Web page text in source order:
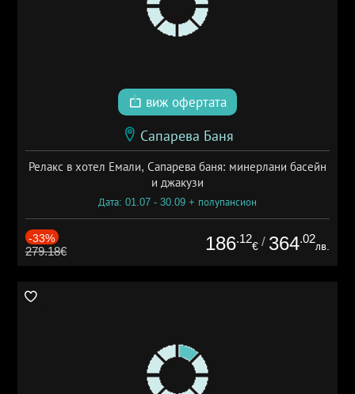
виж офертата
Сапарева Баня
Релакс в хотел Емали, Сапарева баня: минерлани басейн
и джакузи
Дата: 01.07 - 30.09 + полупансион
-33%
279.18€ 186.12
€ / 364.02
лв.